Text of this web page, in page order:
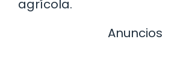
agrícola.
Anuncios